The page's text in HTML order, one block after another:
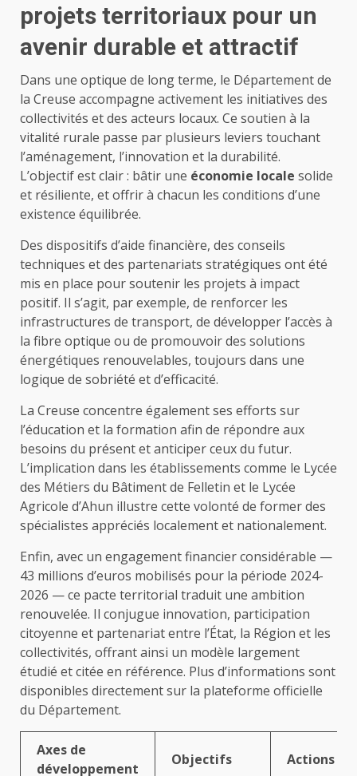
projets territoriaux pour un
avenir durable et attractif
Dans une optique de long terme, le Département de
la Creuse accompagne activement les initiatives des
collectivités et des acteurs locaux. Ce soutien à la
vitalité rurale passe par plusieurs leviers touchant
l’aménagement, l’innovation et la durabilité.
L’objectif est clair : bâtir une économie locale solide
et résiliente, et offrir à chacun les conditions d’une
existence équilibrée.
Des dispositifs d’aide financière, des conseils
techniques et des partenariats stratégiques ont été
mis en place pour soutenir les projets à impact
positif. Il s’agit, par exemple, de renforcer les
infrastructures de transport, de développer l’accès à
la fibre optique ou de promouvoir des solutions
énergétiques renouvelables, toujours dans une
logique de sobriété et d’efficacité.
La Creuse concentre également ses efforts sur
l’éducation et la formation afin de répondre aux
besoins du présent et anticiper ceux du futur.
L’implication dans les établissements comme le Lycée
des Métiers du Bâtiment de Felletin et le Lycée
Agricole d’Ahun illustre cette volonté de former des
spécialistes appréciés localement et nationalement.
Enfin, avec un engagement financier considérable —
43 millions d’euros mobilisés pour la période 2024-
2026 — ce pacte territorial traduit une ambition
renouvelée. Il conjugue innovation, participation
citoyenne et partenariat entre l’État, la Région et les
collectivités, offrant ainsi un modèle largement
étudié et citée en référence. Plus d’informations sont
disponibles directement sur la plateforme officielle
du Département.
Axes de
développement
Objectifs Actions